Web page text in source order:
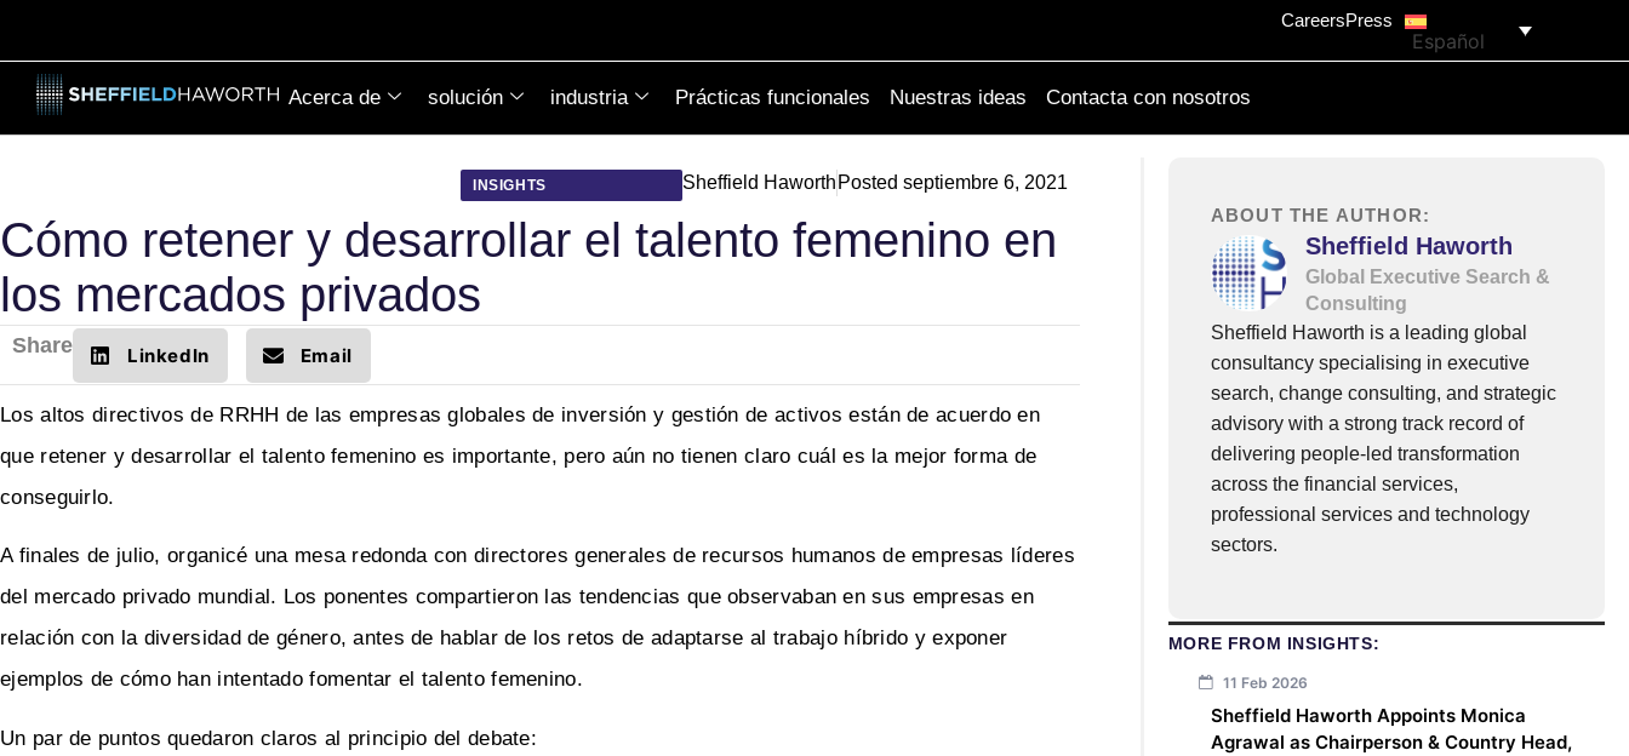
CareersPress
Español
Acerca de solución industria Prácticas funcionales Nuestras ideas Contacta con nosotros
Sheffield Haworth Posted septiembre 6, 2021
INSIGHTS
Cómo retener y desarrollar el talento femenino en
los mercados privados
Share LinkedIn Email
Los altos directivos de RRHH de las empresas globales de inversión y gestión de activos están de acuerdo en
que retener y desarrollar el talento femenino es importante, pero aún no tienen claro cuál es la mejor forma de
conseguirlo.
A finales de julio, organicé una mesa redonda con directores generales de recursos humanos de empresas líderes
del mercado privado mundial. Los ponentes compartieron las tendencias que observaban en sus empresas en
relación con la diversidad de género, antes de hablar de los retos de adaptarse al trabajo híbrido y exponer
ejemplos de cómo han intentado fomentar el talento femenino.
Un par de puntos quedaron claros al principio del debate:
ABOUT THE AUTHOR:
Sheffield Haworth
Global Executive Search &
Consulting
Sheffield Haworth is a leading global
consultancy specialising in executive
search, change consulting, and strategic
advisory with a strong track record of
delivering people-led transformation
across the financial services,
professional services and technology
sectors.
MORE FROM INSIGHTS:
11 Feb 2026
Sheffield Haworth Appoints Monica
Agrawal as Chairperson & Country Head,